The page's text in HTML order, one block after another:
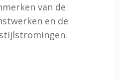
van de
en de